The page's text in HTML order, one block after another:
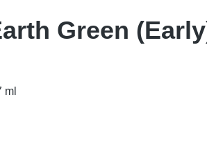
Green